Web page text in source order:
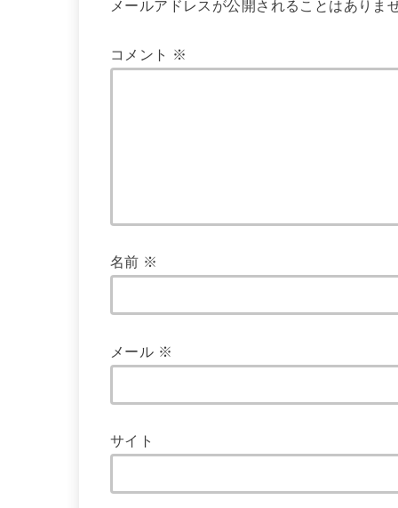
メールアドレスが公開されることはありま
コメント ※
名前 ※
メール ※
サイト